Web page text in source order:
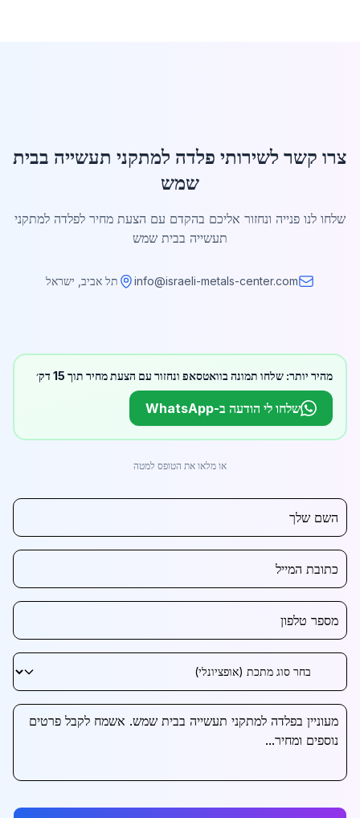
צרו קשר לשירותי פלדה למתקני תעשייה בבית
שמש
שלחו לנו פנייה ונחזור אליכם בהקדם עם הצעת מחיר לפלדה למתקני
תעשייה בבית שמש
info@israeli-metals-center.com תל אביב, ישראל
מהיר יותר: שלחו תמונה בוואטסאפ ונחזור עם הצעת מחיר תוך 15 דק׳
שלחו לי הודעה ב-WhatsApp
או מלאו את הטופס למטה